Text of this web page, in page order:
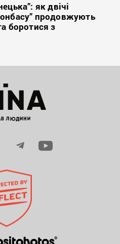
як двічі
продовжують
боротися з